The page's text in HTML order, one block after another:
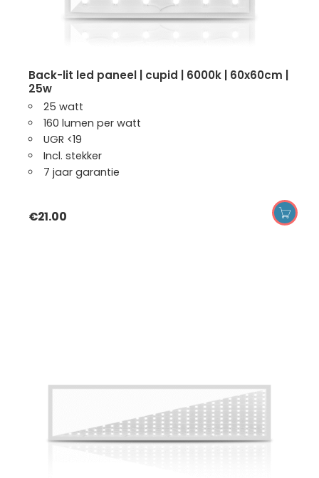
back-lit led paneel | cupid | 6000k | 60x60cm |
25w
25 watt
160 lumen per watt
UGR <19
Incl. stekker
7 jaar garantie
€21.00